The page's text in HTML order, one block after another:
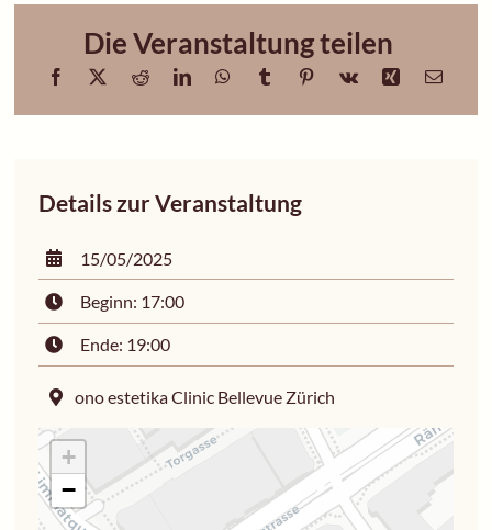
Die Veranstaltung teilen
Details zur Veranstaltung
15/05/2025
Beginn: 17:00
Ende: 19:00
ono estetika Clinic Bellevue Zürich
+
−